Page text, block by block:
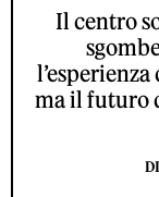
Il centro
ma il futuro